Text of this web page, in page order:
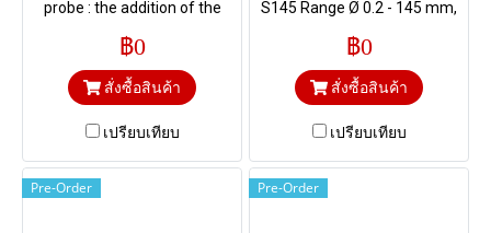
probe : the addition of the
offers a multi- sensor
solution for characteristics
not visible with optics.
฿0
สั่งซื้อสินค้า
เปรียบเทียบ
S145 Range Ø 0.2 - 145 mm,
฿0
สั่งซื้อสินค้า
เปรียบเทียบ
Pre-Order Pre-Order